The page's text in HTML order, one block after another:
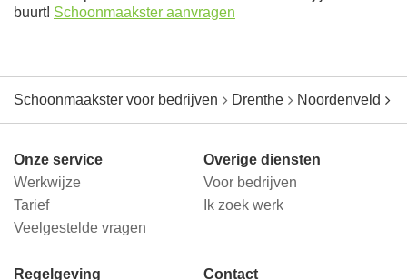
buurt! Schoonmaakster aanvragen
Schoonmaakster voor bedrijven Drenthe Noordenveld
Onze service
Werkwijze
Tarief
Veelgestelde vragen
Overige diensten
Voor bedrijven
Ik zoek werk
Regelgeving Contact